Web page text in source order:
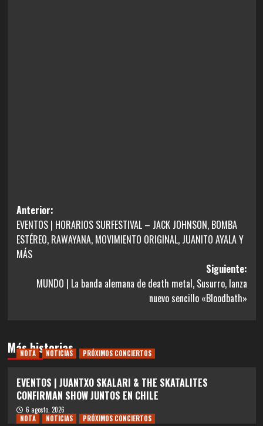
Navegación
de
entradas
Anterior:
EVENTOS | HORARIOS SURFESTIVAL – JACK JOHNSON, BOMBA
ESTÉREO, RAWAYANA, MOVIMIENTO ORIGINAL, JUANITO AYALA Y
MÁS
Siguiente:
MUNDO | La banda alemana de death metal, Susurro, lanza
nuevo sencillo «Bloodbath»
Más historias
NOTA NOTICIAS PRÓXIMOS CONCIERTOS
EVENTOS | JUANTXO SKALARI & THE SKATALITES
CONFIRMAN SHOW JUNTOS EN CHILE
6 agosto, 2026
NOTA
NOTICIAS PRÓXIMOS CONCIERTOS